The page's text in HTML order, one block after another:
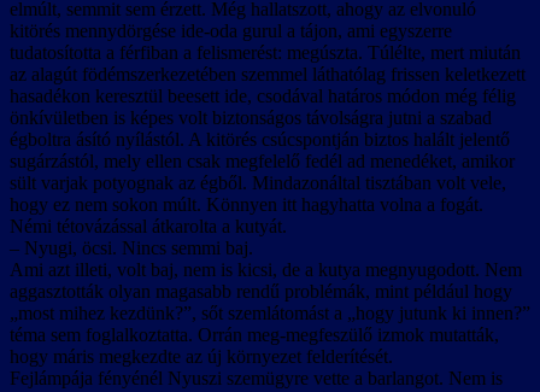
elmúlt, semmit sem érzett. Még hallatszott, ahogy az elvonuló
kitörés mennydörgése ide-oda gurul a tájon, ami egyszerre
tudatosította a férfiban a felismerést: megúszta. Túlélte, mert miután
az alagút födémszerkezetében szemmel láthatólag frissen keletkezett
hasadékon keresztül beesett ide, csodával határos módon még félig
önkívületben is képes volt biztonságos távolságra jutni a szabad
égboltra ásító nyílástól. A kitörés csúcspontján biztos halált jelentő
sugárzástól, mely ellen csak megfelelő fedél ad menedéket, amikor
sült varjak potyognak az égből. Mindazonáltal tisztában volt vele,
hogy ez nem sokon múlt. Könnyen itt hagyhatta volna a fogát.
Némi tétovázással átkarolta a kutyát.
– Nyugi, öcsi. Nincs semmi baj.
Ami azt illeti, volt baj, nem is kicsi, de a kutya megnyugodott. Nem
aggasztották olyan magasabb rendű problémák, mint például hogy
„most mihez kezdünk?”, sőt szemlátomást a „hogy jutunk ki innen?”
téma sem foglalkoztatta. Orrán meg-megfeszülő izmok mutatták,
hogy máris megkezdte az új környezet felderítését.
Fejlámpája fényénél Nyuszi szemügyre vette a barlangot. Nem is